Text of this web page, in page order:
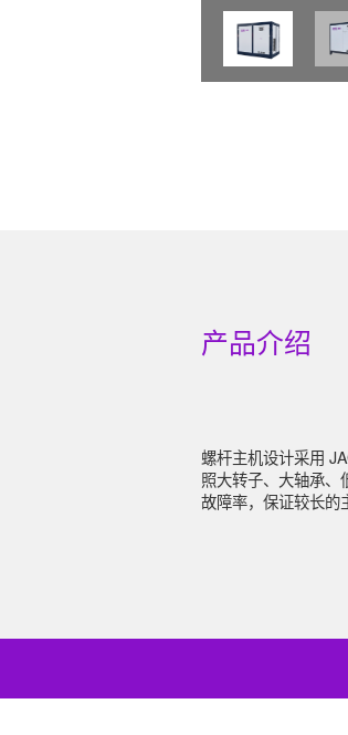
产品介绍
螺杆主机设计采用
照大转子、大轴承、
故障率，保证较长的
全球服务网